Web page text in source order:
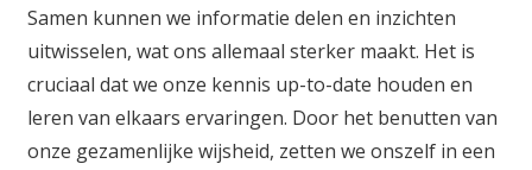
Samen kunnen we informatie delen en inzichten
uitwisselen, wat ons allemaal sterker maakt. Het is
cruciaal dat we onze kennis up-to-date houden en
leren van elkaars ervaringen. Door het benutten van
onze gezamenlijke wijsheid, zetten we onszelf in een